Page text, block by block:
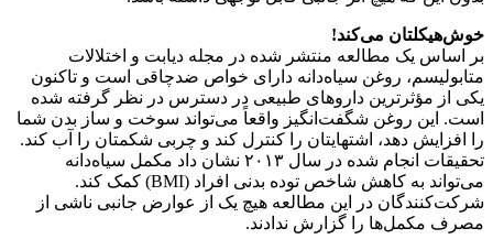
خوش‌هیکلتان می‌کند!
بر اساس یک مطالعه منتشر شده در مجله دیابت و اختلالات
متابولیسم، روغن سیاه‌دانه دارای خواص ضدچاقی است و تاکنون
یکی از مؤثرترین داروهای طبیعی در دسترس در نظر گرفته شده
است. این روغن شگفت‌انگیز واقعاً می‌تواند سوخت و ساز بدن شما
را افزایش دهد، اشتهایتان را کنترل کند و چربی شکمتان را آب کند.
تحقیقات انجام شده در سال ۲۰۱۳ نشان داد مکمل سیاه‌دانه
می‌تواند به کاهش شاخص توده بدنی افراد (BMI) کمک کند.
شرکت‌کنندگان در این مطالعه هیچ یک از عوارض جانبی ناشی از
مصرف مکمل‌ها را گزارش ندادند.